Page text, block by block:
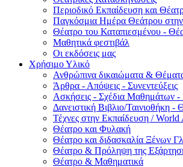
Περιοδικό Εκπαίδευση και
Παγκόσμια Ημέρα Θεάτρου
Θέατρο του Καταπιεσμένου -
Μαθητικά φεστιβάλ
Οι εκδόσεις μας
Χρήσιμο Υλικό
Ανθρώπινα δικαιώματα &
Άρθρα - Απόψεις - Συνεντεύξεις
Ασκήσεις - Σχέδια Μαθημάτων -
Δανειστική Βιβλιο/Ταινιοθήκη -
Τέχνες στην Εκπαίδευση /
Θέατρο και Φυλακή
Θέατρο και διδασκαλία Ξένων
Θέατρο & Πρόληψη της
Θέατρο & Μαθηματικά